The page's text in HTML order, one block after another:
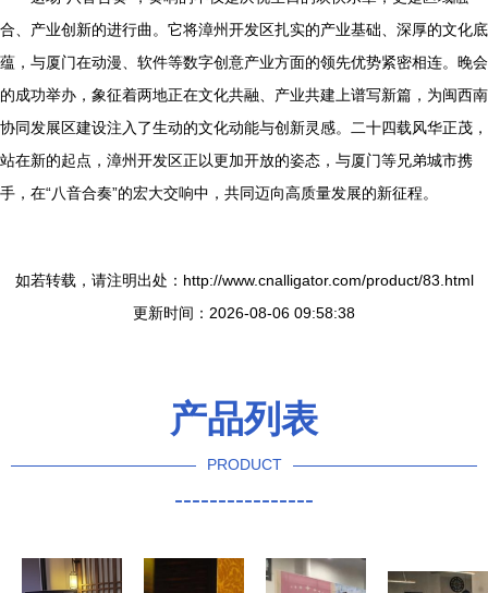
合、产业创新的进行曲。它将漳州开发区扎实的产业基础、深厚的文化底
蕴，与厦门在动漫、软件等数字创意产业方面的领先优势紧密相连。晚会
的成功举办，象征着两地正在文化共融、产业共建上谱写新篇，为闽西南
协同发展区建设注入了生动的文化动能与创新灵感。二十四载风华正茂，
站在新的起点，漳州开发区正以更加开放的姿态，与厦门等兄弟城市携
手，在“八音合奏”的宏大交响中，共同迈向高质量发展的新征程。
如若转载，请注明出处：http://www.cnalligator.com/product/83.html
更新时间：2026-08-06 09:58:38
产品列表
PRODUCT
----------------